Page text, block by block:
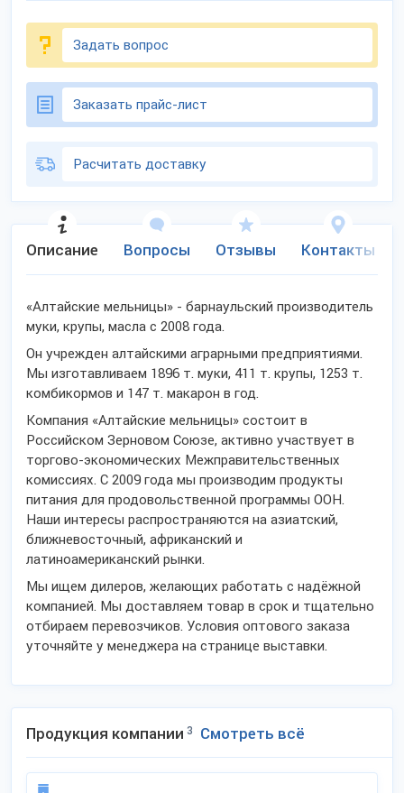
Задать вопрос
Заказать прайс-лист
Расчитать доставку
Описание Вопросы Отзывы Контакты
«Алтайские мельницы» - барнаульский производитель
муки, крупы, масла с 2008 года.
Он учрежден алтайскими аграрными предприятиями.
Мы изготавливаем 1896 т. муки, 411 т. крупы, 1253 т.
комбикормов и 147 т. макарон в год.
Компания «Алтайские мельницы» состоит в
Российском Зерновом Союзе, активно участвует в
торгово-экономических Межправительственных
комиссиях. С 2009 года мы производим продукты
питания для продовольственной программы ООН.
Наши интересы распространяются на азиатский,
ближневосточный, африканский и
латиноамериканский рынки.
Мы ищем дилеров, желающих работать с надёжной
компанией. Мы доставляем товар в срок и тщательно
отбираем перевозчиков. Условия оптового заказа
уточняйте у менеджера на странице выставки.
Продукция компании 3 Смотреть всё